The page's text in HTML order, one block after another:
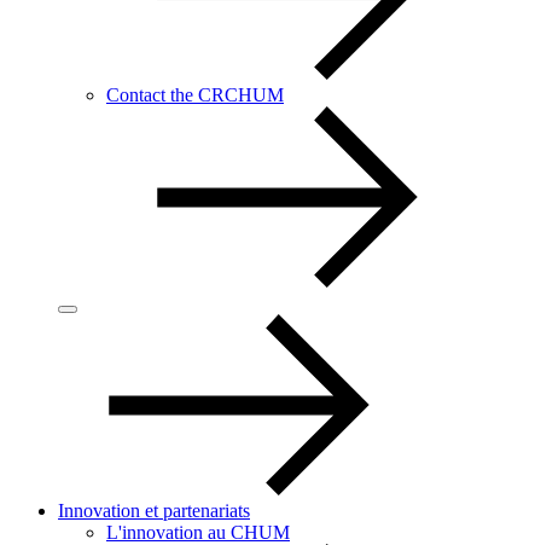
Contact the CRCHUM
Innovation et partenariats
L'innovation au CHUM